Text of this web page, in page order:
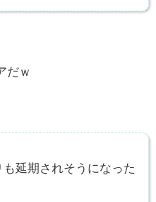
だｗ
延期されそうになった